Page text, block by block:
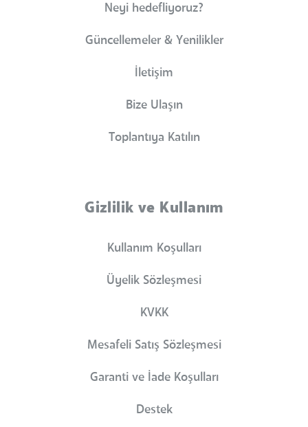
Neyi hedefliyoruz?
Güncellemeler & Yenilikler
İletişim
Bize Ulaşın
Toplantıya Katılın
Gizlilik ve Kullanım
Kullanım Koşulları
Üyelik Sözleşmesi
KVKK
Mesafeli Satış Sözleşmesi
Garanti ve İade Koşulları
Destek